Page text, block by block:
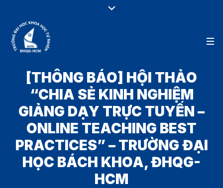
[THÔNG BÁO] HỘI THẢO
“CHIA SẺ KINH NGHIỆM
GIẢNG DẠY TRỰC TUYẾN –
ONLINE TEACHING BEST
PRACTICES” – TRƯỜNG ĐẠI
HỌC BÁCH KHOA, ĐHQG-
HCM